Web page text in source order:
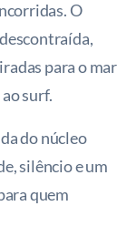
O
para o mar
surf.
do núcleo
silêncio e um
quem